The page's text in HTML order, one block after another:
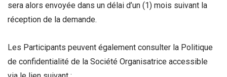
sera alors envoyée dans un délai d’un (1) mois suivant la
réception de la demande.
Les Participants peuvent également consulter la Politique
de confidentialité de la Société Organisatrice accessible